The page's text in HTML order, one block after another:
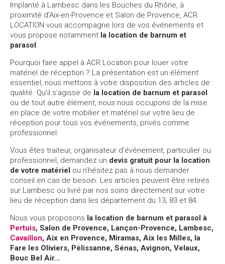
Implanté à Lambesc dans les Bouches du Rhône, à
proximité d’Aix-en-Provence et Salon de Provence, ACR
LOCATION vous accompagne lors de vos événements et
vous propose notamment la location de barnum et
parasol.
Pourquoi faire appel à ACR Location pour louer votre
matériel de réception ? La présentation est un élément
essentiel, nous mettons à votre disposition des articles de
qualité. Qu’il s’agisse de la location de barnum et parasol
ou de tout autre élément, nous nous occupons de la mise
en place de votre mobilier et matériel sur votre lieu de
réception pour tous vos événements, privés comme
professionnel.
Vous êtes traiteur, organisateur d’événement, particulier ou
professionnel, demandez un devis gratuit pour la location
de votre matériel ou n’hésitez pas à nous demander
conseil en cas de besoin. Les articles peuvent être retirés
sur Lambesc ou livré par nos soins directement sur votre
lieu de réception dans les département du 13, 83 et 84.
Nous vous proposons la location de barnum et parasol à
Pertuis, Salon de Provence, Lançon-Provence, Lambesc,
Cavaillon, Aix en Provence, Miramas, Aix les Milles, la
Fare les Oliviers, Pélissanne, Sénas, Avignon, Velaux,
Bouc Bel Air…